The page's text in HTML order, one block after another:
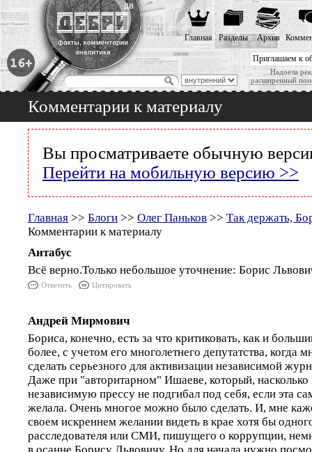
Приглашаем к
Надоела
расширенный
Главная Разделы Архив
Комментарии к материалу
Вы просматриваете обычную
Перейти на мобильную версию >>
Главная >> Блоги >> Олег Паньков >> Так держать,
Комментарии к материалу
Антабус
Всё верно.Только небольшое уточнение: Борис
Ответить Цитировать
Андрей Мирмович
Бориса, конечно, есть за что критиковать, как и
более, с учетом его многолетнего депутатства, когда
сделать серьезного для активизации независимой
Даже при "авторитарном" Ишаеве, который, насколько
независимую прессу не подгибал под себя, если эта
желала. Очень многое можно было сделать. И, мне
своем искреннем желании видеть в крае хотя бы
расследователя или СМИ, пишущего о коррупции,